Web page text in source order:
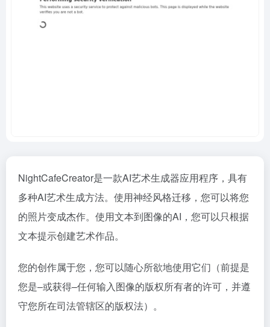
NightCafeCreator是一款AI艺术生成器应用程序，具有
多种AI艺术生成方法。使用神经风格迁移，您可以将您
的照片变成杰作。使用文本到图像的AI，您可以只根据
文本提示创建艺术作品。
您的创作属于您，您可以随心所欲地使用它们（前提是
您是–或获得–任何输入图像的版权所有者的许可，并遵
守您所在司法管辖区的版权法）。